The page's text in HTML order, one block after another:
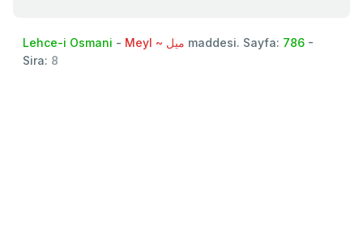
Lehce-i Osmani - Meyl ~ ميل maddesi. Sayfa: 786 -
Sira: 8